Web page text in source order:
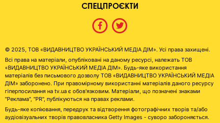
СПЕЦПРОЄКТИ
© 2025, ТОВ «ВИДАВНИЦТВО УКРАЇНСЬКИЙ МЕДІА ДІМ». Усі права захищені.
Всі права на матеріали, опубліковані на даному ресурсі, належать ТОВ
«ВИДАВНИЦТВО УКРАЇНСЬКИЙ МЕДІА ДІМ». Будь-яке використання
матеріалів без письмового дозволу ТОВ «ВИДАВНИЦТВО УКРАЇНСЬКИЙ МЕДІА
ДІМ» заборонено. При правомірному використанні матеріалів даного ресурсу
гіперпосилання на tv.ua є обов'язковим. Матеріали, що позначені знаками
"Реклама", "PR", публікуються на правах реклами.
Будь-яке копіювання, передрук та відтворення фотографічних творів та/або
аудіовізуальних творів правовласника Getty Images - суворо забороняється.